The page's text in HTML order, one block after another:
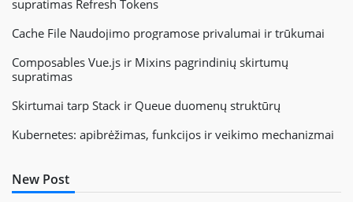
supratimas Refresh Tokens
Cache File Naudojimo programose privalumai ir trūkumai
Composables Vue.js ir Mixins pagrindinių skirtumų
supratimas
Skirtumai tarp Stack ir Queue duomenų struktūrų
Kubernetes: apibrėžimas, funkcijos ir veikimo mechanizmai
New Post